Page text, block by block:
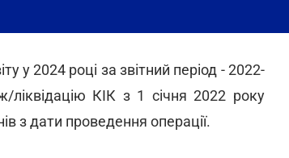
у 2024 році за звітний період - 2022-
КІК з 1 січня 2022 року
з дати проведення операції.